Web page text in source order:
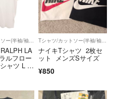
Tシャツ/カットソー(半袖/袖なし)
LA
ルフロー
ャツ L ホ
Tシャツ/カットソー(半袖/袖なし)
ナイキTシャツ 2枚セ
ット メンズSサイズ
¥850